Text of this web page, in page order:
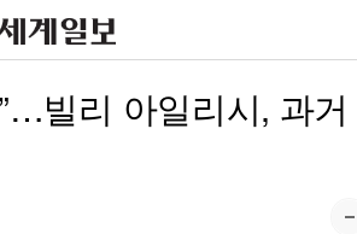
빌리 아일리시, 과거